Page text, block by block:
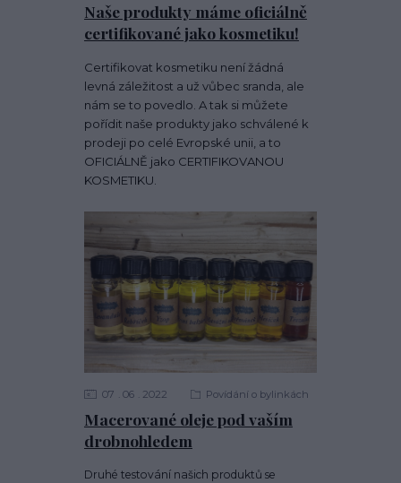
Naše produkty máme oficiálně
certifikované jako kosmetiku!
Certifikovat kosmetiku není žádná
levná záležitost a už vůbec sranda, ale
nám se to povedlo. A tak si můžete
pořídit naše produkty jako schválené k
prodeji po celé Evropské unii, a to
OFICIÁLNĚ jako CERTIFIKOVANOU
KOSMETIKU.
Macerované oleje pod vaším
drobnohledem
07 06 2022 Povídání o bylinkách
Druhé testování našich produktů se